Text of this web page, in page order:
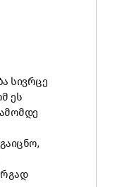
სივრცე
ეს